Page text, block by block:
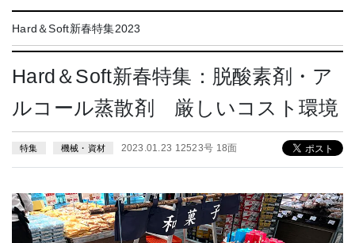
Hard＆Soft新春特集2023
Hard＆Soft新春特集：脱酸素剤・ア
ルコール蒸散剤 厳しいコスト環境
特集 機械・資材 2023.01.23 12523号 18面